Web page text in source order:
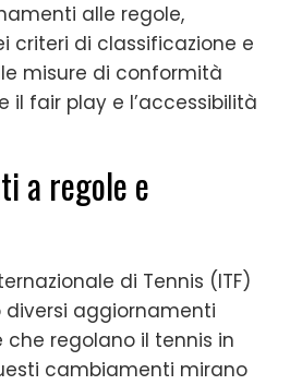
alle regole,
criteri di classificazione e
misure di conformità
il fair play e l’accessibilità
a regole e
di Tennis (ITF)
aggiornamenti
regolano il tennis in
cambiamenti mirano